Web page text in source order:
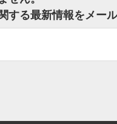
る最新情報をメール